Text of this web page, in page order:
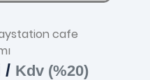
cafe
/ Kdv (%20)